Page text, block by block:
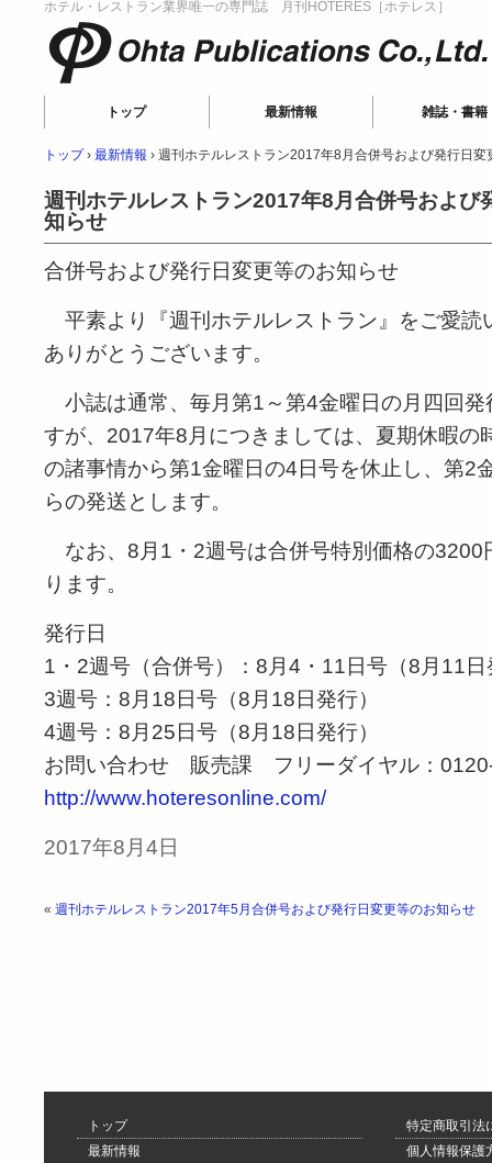
ホテル・レストラン業界唯一の専門誌 月刊HOTERES［ホテレス］
Ohta Publications
トップ 最新情報 雑誌・書籍
トップ › 最新情報 › 週刊ホテルレストラン2017年8月合併号および発行日変
週刊ホテルレストラン2017年8月合併号および
知らせ
合併号および発行日変更等のお知らせ
平素より『週刊ホテルレストラン』をご愛読
ありがとうございます。
小誌は通常、毎月第1～第4金曜日の月四回発
すが、2017年8月につきましては、夏期休暇の
の諸事情から第1金曜日の4日号を休止し、第2
らの発送とします。
なお、8月1・2週号は合併号特別価格の3200
ります。
発行日
1・2週号（合併号）：8月4・11日号（8月11日
3週号：8月18日号（8月18日発行）
4週号：8月25日号（8月18日発行）
お問い合わせ 販売課 フリーダイヤル：
http://www.hoteresonline.com/
2017年8月4日
« 週刊ホテルレストラン2017年5月合併号および発行日変更等のお知らせ
トップ
最新情報
特定商取引法
個人情報保護